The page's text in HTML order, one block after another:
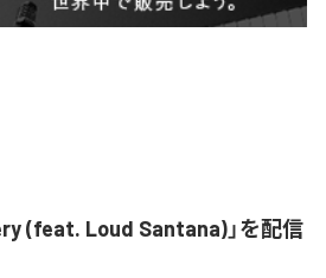
(feat. Loud Santana)」を配信